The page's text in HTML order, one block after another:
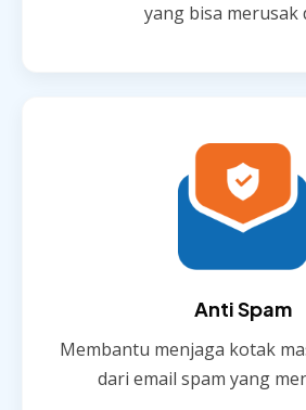
yang bisa merusak
Anti Spam
Membantu menjaga kotak
dari email spam yang